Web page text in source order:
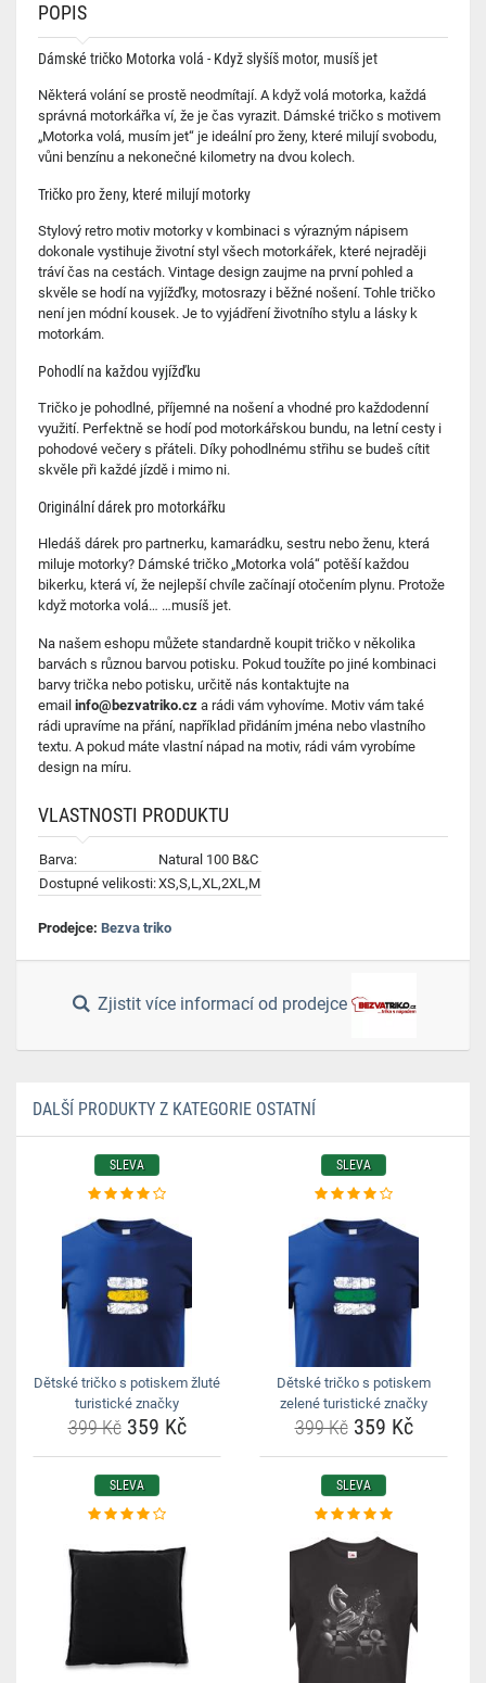
POPIS
Dámské tričko Motorka volá - Když slyšíš motor, musíš jet
Některá volání se prostě neodmítají. A když volá motorka, každá
správná motorkářka ví, že je čas vyrazit. Dámské tričko s motivem
„Motorka volá, musím jet“ je ideální pro ženy, které milují svobodu,
vůni benzínu a nekonečné kilometry na dvou kolech.
Tričko pro ženy, které milují motorky
Stylový retro motiv motorky v kombinaci s výrazným nápisem
dokonale vystihuje životní styl všech motorkářek, které nejraději
tráví čas na cestách. Vintage design zaujme na první pohled a
skvěle se hodí na vyjížďky, motosrazy i běžné nošení. Tohle tričko
není jen módní kousek. Je to vyjádření životního stylu a lásky k
motorkám.
Pohodlí na každou vyjížďku
Tričko je pohodlné, příjemné na nošení a vhodné pro každodenní
využití. Perfektně se hodí pod motorkářskou bundu, na letní cesty i
pohodové večery s přáteli. Díky pohodlnému střihu se budeš cítit
skvěle při každé jízdě i mimo ni.
Originální dárek pro motorkářku
Hledáš dárek pro partnerku, kamarádku, sestru nebo ženu, která
miluje motorky? Dámské tričko „Motorka volá“ potěší každou
bikerku, která ví, že nejlepší chvíle začínají otočením plynu. Protože
když motorka volá… …musíš jet.
Na našem eshopu můžete standardně koupit tričko v několika
barvách s různou barvou potisku. Pokud toužíte po jiné kombinaci
barvy trička nebo potisku, určitě nás kontaktujte na
email info@bezvatriko.cz a rádi vám vyhovíme. Motiv vám také
rádi upravíme na přání, například přidáním jména nebo vlastního
textu. A pokud máte vlastní nápad na motiv, rádi vám vyrobíme
design na míru.
VLASTNOSTI PRODUKTU
Barva:
Natural 100 B&C
Dostupné velikosti:XS,S,L,XL,2XL,M
Prodejce: Bezva triko
Zjistit více informací od prodejce
DALŠÍ PRODUKTY Z KATEGORIE OSTATNÍ
SLEVA
Dětské tričko s potiskem žluté
turistické značky
399 Kč359 Kč
SLEVA
Dětské tričko s potiskem
zelené turistické značky
399 Kč359 Kč
SLEVA SLEVA